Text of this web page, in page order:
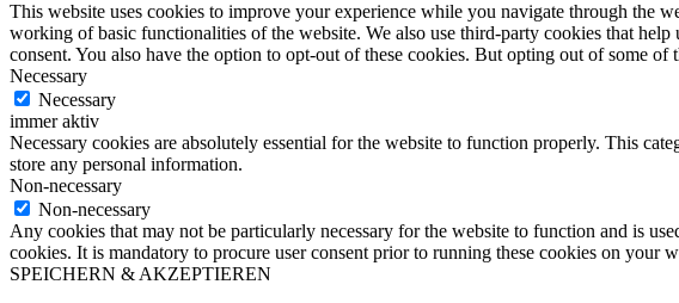
This website uses cookies to improve your experience while you navigate through the
working of basic functionalities of the website. We also use third-party cookies that
consent. You also have the option to opt-out of these cookies. But opting out of some
Necessary
Necessary
immer aktiv
Necessary cookies are absolutely essential for the website to function properly. This
store any personal information.
Non-necessary
Non-necessary
Any cookies that may not be particularly necessary for the website to function and is
cookies. It is mandatory to procure user consent prior to running these cookies on your
SPEICHERN & AKZEPTIEREN